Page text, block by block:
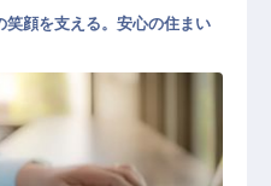
笑顔を支える。安心の住まい